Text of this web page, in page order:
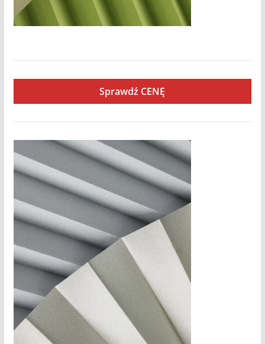
Sprawdź CENĘ